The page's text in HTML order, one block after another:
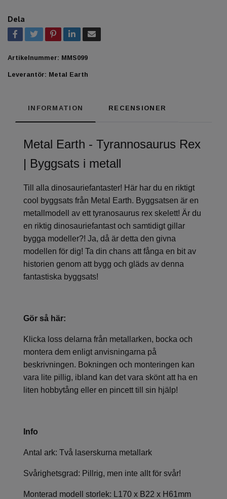
Dela
Artikelnummer: MMS099
Leverantör: Metal Earth
INFORMATION RECENSIONER
Metal Earth - Tyrannosaurus Rex
| Byggsats i metall
Till alla dinosauriefantaster! Här har du en riktigt
cool byggsats från Metal Earth. Byggsatsen är en
metallmodell av ett tyranosaurus rex skelett! Är du
en riktig dinosauriefantast och samtidigt gillar
bygga modeller?! Ja, då är detta den givna
modellen för dig! Ta din chans att fånga en bit av
historien genom att bygg och gläds av denna
fantastiska byggsats!
Gör så här:
Klicka loss delarna från metallarken, bocka och
montera dem enligt anvisningarna på
beskrivningen. Bokningen och monteringen kan
vara lite pillig, ibland kan det vara skönt att ha en
liten hobbytång eller en pincett till sin hjälp!
Info
Antal ark: Två laserskurna metallark
Svårighetsgrad: Pillrig, men inte allt för svår!
Monterad modell storlek: L170 x B22 x H61mm